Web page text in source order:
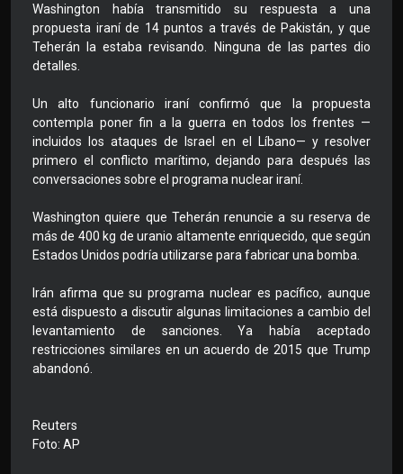
Washington había transmitido su respuesta a una
propuesta iraní de 14 puntos a través de Pakistán, y que
Teherán la estaba revisando. Ninguna de las partes dio
detalles.
Un alto funcionario iraní confirmó que la propuesta
contempla poner fin a la guerra en todos los frentes —
incluidos los ataques de Israel en el Líbano— y resolver
primero el conflicto marítimo, dejando para después las
conversaciones sobre el programa nuclear iraní.
Washington quiere que Teherán renuncie a su reserva de
más de 400 kg de uranio altamente enriquecido, que según
Estados Unidos podría utilizarse para fabricar una bomba.
Irán afirma que su programa nuclear es pacífico, aunque
está dispuesto a discutir algunas limitaciones a cambio del
levantamiento de sanciones. Ya había aceptado
restricciones similares en un acuerdo de 2015 que Trump
abandonó.
Reuters
Foto: AP